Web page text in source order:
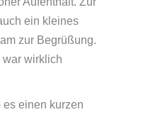
ein kleines
zur Begrüßung.
war wirklich
einen kurzen